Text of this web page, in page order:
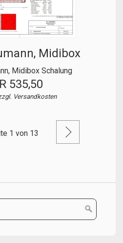
Midibox
Midibox Schalung
535,50
Versandkosten
Seite
1 von 13